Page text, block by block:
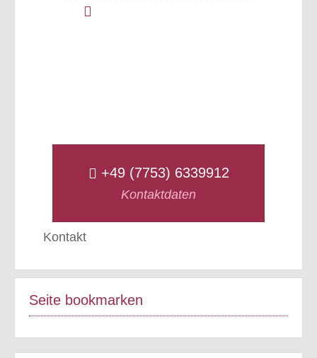
+49 (7753) 6339912
Kontaktdaten
Kontakt
Seite bookmarken